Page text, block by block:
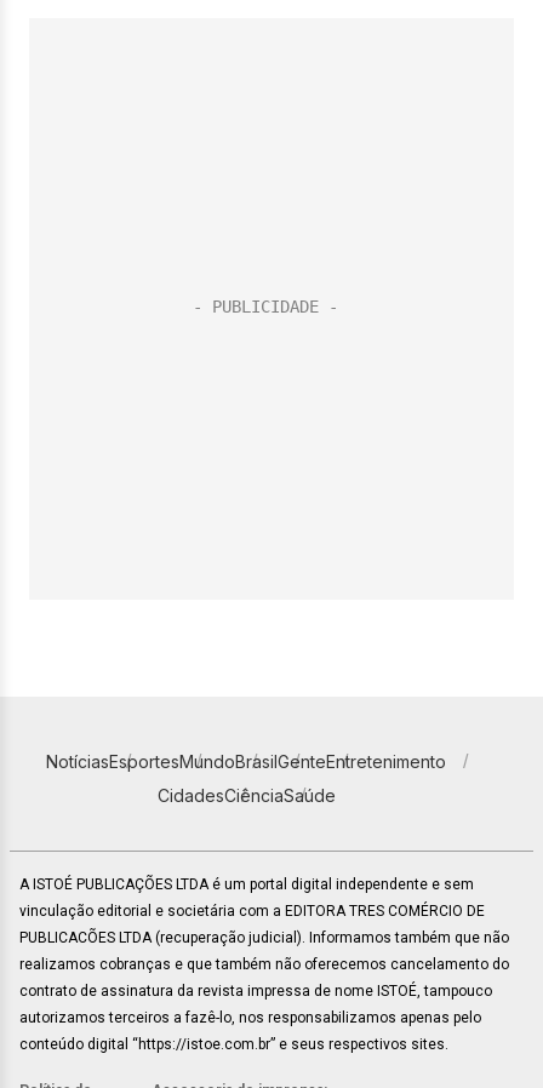
NotíciasEsportesMundoBrasilGenteEntretenimento
CidadesCiênciaSaúde
A ISTOÉ PUBLICAÇÕES LTDA é um portal digital independente e sem
vinculação editorial e societária com a EDITORA TRES COMÉRCIO DE
PUBLICACÕES LTDA (recuperação judicial). Informamos também que não
realizamos cobranças e que também não oferecemos cancelamento do
contrato de assinatura da revista impressa de nome ISTOÉ, tampouco
autorizamos terceiros a fazê-lo, nos responsabilizamos apenas pelo
conteúdo digital “https://istoe.com.br” e seus respectivos sites.